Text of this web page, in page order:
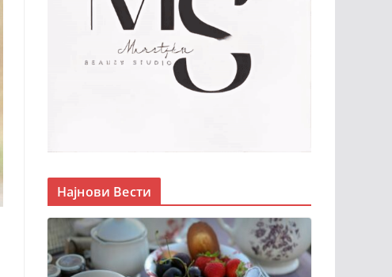
Најнови Вести